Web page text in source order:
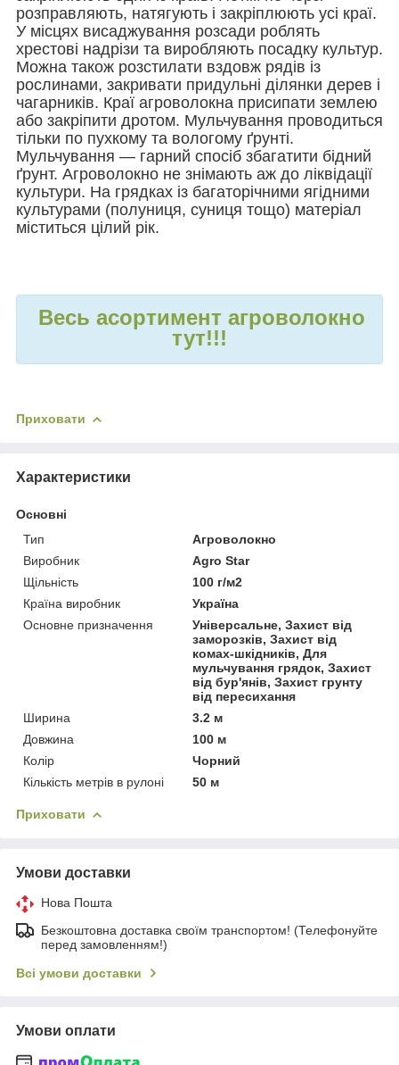
розправляють, натягують і закріплюють усі краї.
У місцях висаджування розсади роблять
хрестові надрізи та виробляють посадку культур.
Можна також розстилати вздовж рядів із
рослинами, закривати придульні ділянки дерев і
чагарників. Краї агроволокна присипати землею
або закріпити дротом. Мульчування проводиться
тільки по пухкому та вологому ґрунті.
Мульчування — гарний спосіб збагатити бідний
ґрунт. Агроволокно не знімають аж до ліквідації
культури. На грядках із багаторічними ягідними
культурами (полуниця, суниця тощо) матеріал
міститься цілий рік.
Весь асортимент агроволокно
тут!!!
Приховати
Характеристики
Основні
Тип
Агроволокно
Виробник
Agro Star
Щільність
100 г/м2
Країна виробник
Україна
Основне призначення
Універсальне, Захист від
заморозків, Захист від
комах-шкідників, Для
мульчування грядок, Захист
від бур'янів, Захист грунту
від пересихання
Ширина
3.2 м
Довжина
100 м
Колір
Чорний
Кількість метрів в рулоні
50 м
Приховати
Умови доставки
Нова Пошта
Безкоштовна доставка своїм транспортом! (Телефонуйте
перед замовленням!)
Всі умови доставки
Умови оплати